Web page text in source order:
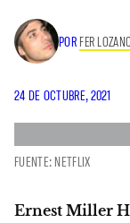
POR FER
24 DE OCTUBRE, 2021
FUENTE: NETFLIX
Ernest Miller